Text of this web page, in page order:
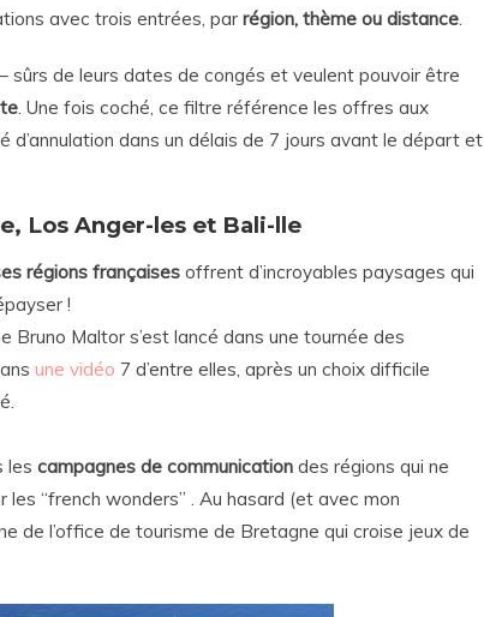
avec trois entrées, par région, thème ou distance.
sûrs de leurs dates de congés et veulent pouvoir être
. Une fois coché, ce filtre référence les offres aux
d’annulation dans un délais de 7 jours avant le départ et
Los Anger-les et Bali-lle
régions françaises offrent d’incroyables paysages qui
!
Bruno Maltor s’est lancé dans une tournée des
une vidéo 7 d’entre elles, après un choix difficile
les campagnes de communication des régions qui ne
“french wonders” . Au hasard (et avec mon
de l’office de tourisme de Bretagne qui croise jeux de